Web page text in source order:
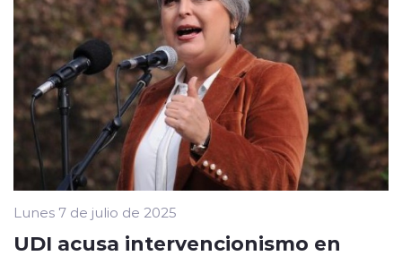
Lunes 7 de julio de 2025
UDI acusa intervencionismo en